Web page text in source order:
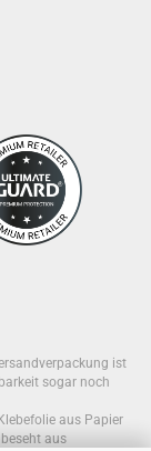
ist
sogar noch
aus Papier
aus